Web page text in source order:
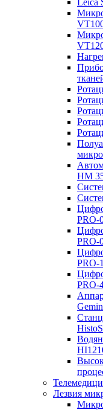
HM
PRO-
PRO-
PRO-
PRO-
Лезвия